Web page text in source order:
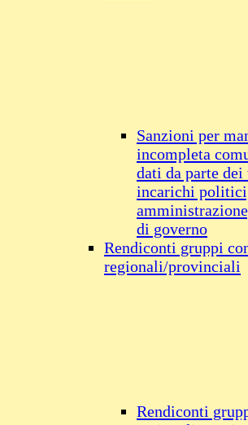
Sanzioni per
incompleta
dati da parte
incarichi
di governo
Rendiconti gruppi
regionali/provinciali
Rendiconti